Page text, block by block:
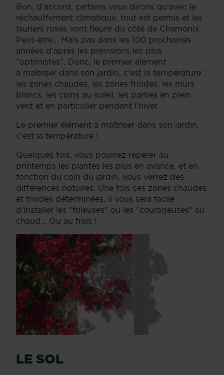
Bon, d'accord, certains vous dirons qu'avec le
réchauffement climatique, tout est permis et les
lauriers roses vont fleurir du côté de Chamonix.
Peut-être... Mais pas dans les 100 prochaines
années d'après les prévisions les plus
"optimistes". Donc, le premier élément
à maîtriser dans son jardin, c'est la température :
les zones chaudes, les zones froides, les murs
blancs, les coins au soleil, les parties en plein
vent et en particulier pendant l'hiver.
Le premier élément à maîtriser dans son jardin,
c'est la température !
Quelques fois, vous pourrez repérer au
printemps les plantes les plus en avance, et en
fonction du coin du jardin, vous verrez des
différences notoires. Une fois ces zones chaudes
et froides déterminées, il vous sera facile
d‘installer les "frileuses" ou les "courageuses" au
chaud... Ou au frais !
LE SOL